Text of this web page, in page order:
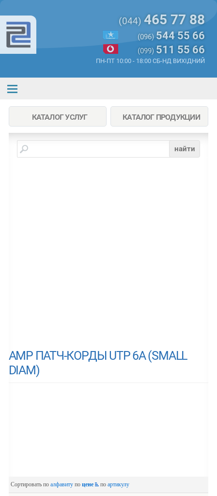
(044) 465 77 88
(096) 544 55 66
(099) 511 55 66
ПН-ПТ 10:00 - 18:00 СБ-НД ВИХІДНИЙ
КАТАЛОГ УСЛУГ КАТАЛОГ ПРОДУКЦИИ
найти
AMP ПАТЧ-КОРДЫ UTP 6A (SMALL
DIAM)
Сортировать поалфавиту поцене поартикулу